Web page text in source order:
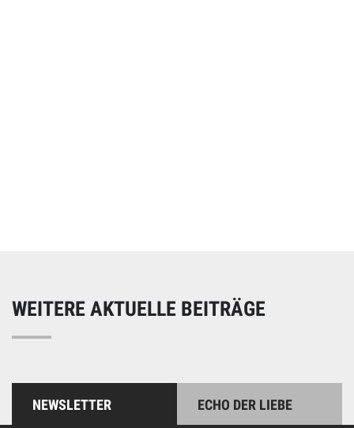
WEITERE AKTUELLE BEITRÄGE
NEWSLETTER ECHO DER LIEBE